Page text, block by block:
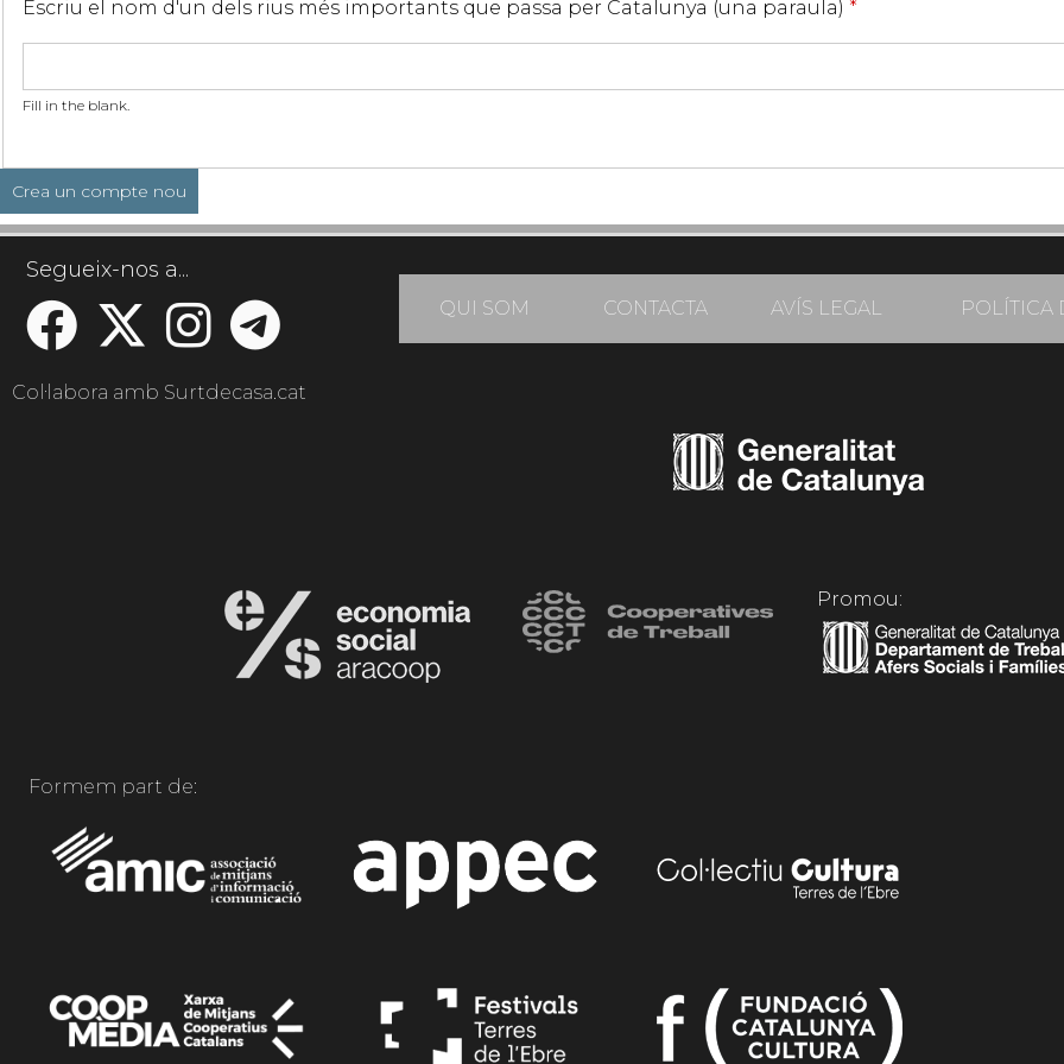
Escriu el nom d'un dels rius més importants que passa per Catalunya (una paraula) *
Fill in the blank.
Segueix-nos a...
QUI SOM CONTACTA AVÍS LEGAL POLÍTICA
Col·labora amb Surtdecasa.cat
Promou:
Formem part de: